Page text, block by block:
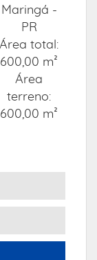
Maringá -
PR
Área total:
600,00 m²
Área
terreno:
600,00 m²